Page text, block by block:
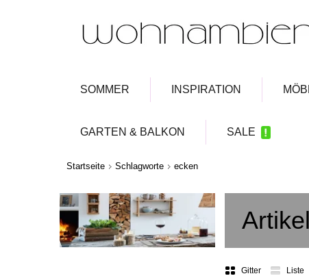
SOMMER INSPIRATION
GARTEN & BALKON SALE
Startseite Schlagworte ecken
Gitter Liste